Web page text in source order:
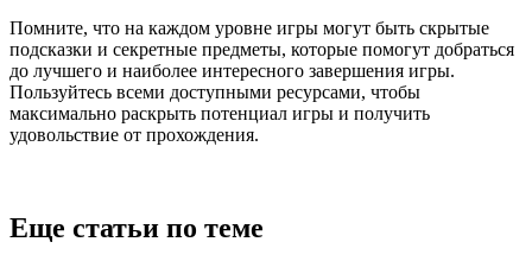
Помните, что на каждом уровне игры могут быть скрытые
подсказки и секретные предметы, которые помогут добраться
до лучшего и наиболее интересного завершения игры.
Пользуйтесь всеми доступными ресурсами, чтобы
максимально раскрыть потенциал игры и получить
удовольствие от прохождения.
Еще статьи по теме